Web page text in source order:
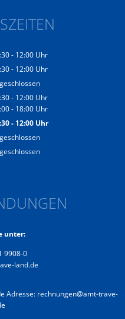
- 12:00 Uhr
Von 08:30 bis 12:00 Uhr
- 12:00 Uhr
Von 08:30 bis 12:00 Uhr
geschlossen
- 12:00 Uhr
Von 08:30 bis 12:00 Uhr
- 18:00 Uhr
Von 14:00 bis 18:00 Uhr
- 12:00Uhr
Von 08:30 bis 12:00 Uhr
geschlossen
geschlossen
unter:
9908-0
land.de
Adresse: rechnungen@amt-trave-